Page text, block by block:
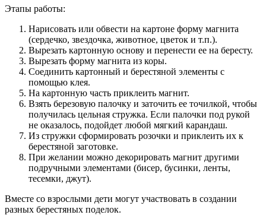
Этапы работы:
Нарисовать или обвести на картоне форму магнита
(сердечко, звездочка, животное, цветок и т.п.).
Вырезать картонную основу и перенести ее на бересту.
Вырезать форму магнита из коры.
Соединить картонный и берестяной элементы с
помощью клея.
На картонную часть приклеить магнит.
Взять березовую палочку и заточить ее точилкой, чтобы
получилась цельная стружка. Если палочки под рукой
не оказалось, подойдет любой мягкий карандаш.
Из стружки сформировать розочки и приклеить их к
берестяной заготовке.
При желании можно декорировать магнит другими
подручными элементами (бисер, бусинки, ленты,
тесемки, джут).
Вместе со взрослыми дети могут участвовать в создании
разных берестяных поделок.